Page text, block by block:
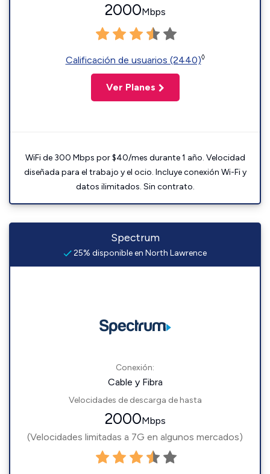
2000Mbps
Calificación de usuarios (2440)◊
Ver Planes
WiFi de 300 Mbps por $40/mes durante 1 año. Velocidad
diseñada para el trabajo y el ocio. Incluye conexión Wi-Fi y
datos ilimitados. Sin contrato.
Spectrum
25% disponible en North Lawrence
Conexión:
Cable y Fibra
Velocidades de descarga de hasta
2000Mbps
(Velocidades limitadas a 7G en algunos mercados)